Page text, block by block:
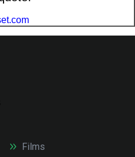
Films